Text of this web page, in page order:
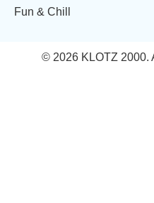
Fun & Chill
© 2026 KLOTZ 2000.